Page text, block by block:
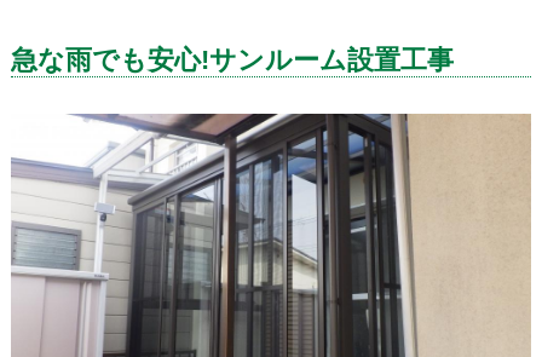
急な雨でも安心!サンルーム設置工事